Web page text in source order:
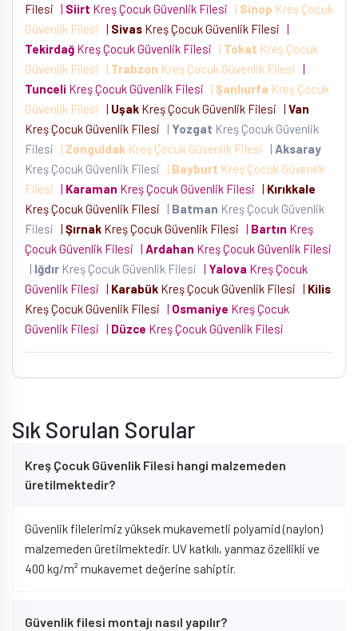
Filesi | Siirt Kreş Çocuk Güvenlik Filesi | Sinop Kreş Çocuk
Güvenlik Filesi | Sivas Kreş Çocuk Güvenlik Filesi |
Tekirdağ Kreş Çocuk Güvenlik Filesi | Tokat Kreş Çocuk
Güvenlik Filesi
| Trabzon Kreş Çocuk Güvenlik Filesi |
Tunceli Kreş Çocuk Güvenlik Filesi | Şanlıurfa Kreş Çocuk
Güvenlik Filesi | Uşak Kreş Çocuk Güvenlik Filesi | Van
Kreş Çocuk Güvenlik Filesi
| Yozgat Kreş Çocuk Güvenlik
Filesi
| Zonguldak Kreş Çocuk Güvenlik Filesi | Aksaray
Kreş Çocuk Güvenlik Filesi
| Bayburt Kreş Çocuk Güvenlik
Filesi | Karaman Kreş Çocuk Güvenlik Filesi | Kırıkkale
Kreş Çocuk Güvenlik Filesi
| Batman Kreş Çocuk Güvenlik
Filesi | Şırnak Kreş Çocuk Güvenlik Filesi | Bartın Kreş
Çocuk Güvenlik Filesi | Ardahan Kreş Çocuk Güvenlik Filesi
| Iğdır Kreş Çocuk Güvenlik Filesi | Yalova Kreş Çocuk
Güvenlik Filesi | Karabük Kreş Çocuk Güvenlik Filesi | Kilis
Kreş Çocuk Güvenlik Filesi | Osmaniye Kreş Çocuk
Güvenlik Filesi | Düzce Kreş Çocuk Güvenlik Filesi
Sık Sorulan Sorular
Kreş Çocuk Güvenlik Filesi hangi malzemeden
üretilmektedir?
Güvenlik filelerimiz yüksek mukavemetli polyamid (naylon)
malzemeden üretilmektedir. UV katkılı, yanmaz özellikli ve
400 kg/m² mukavemet değerine sahiptir.
Güvenlik filesi montajı nasıl yapılır?